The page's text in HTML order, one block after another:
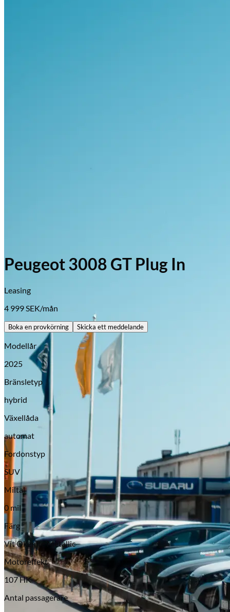
Opel
Serviceverkstad
Peugeot 3008 GT Plug In
Leasing
4 999 SEK/mån
Boka en provkörning Skicka ett meddelande
Modellår
2025
Bränsletyp
hybrid
Växellåda
automat
Fordonstyp
SUV
Miltal
0 mil
Färg
Vit Okenite Metallic
Motoreffekt
107 HK
Antal passagerare